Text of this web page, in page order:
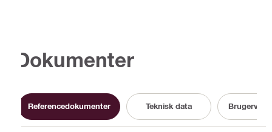
Dokumenter
Referencedokumenter Teknisk data